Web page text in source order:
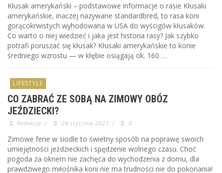
Kłusak amerykański – podstawowe informacje o rasie Kłusaki
amerykańskie, inaczej nazywane standardbred, to rasa koni
gorącokrwistych wyhodowana w USA do wyścigów kłusaków.
Co warto o niej wiedzieć i jaka jest historia rasy? Jak szybko
potrafi poruszać się kłusak? Kłusaki amerykańskie to konie
średniego wzrostu — w kłębie osiągają ok. 160 …
LIFESTYLE
CO ZABRAĆ ZE SOBĄ NA ZIMOWY OBÓZ
JEŹDZIECKI?
Redakcja / 24 stycznia 2023 / 0
Zimowe ferie w siodle to świetny sposób na poprawę swoich
umiejętności jeździeckich i spędzenie wolnego czasu. Choć
pogoda za oknem nie zachęca do wychodzenia z domu, dla
prawdziwego miłośnika koni nie ma trudności nie do pokonania!